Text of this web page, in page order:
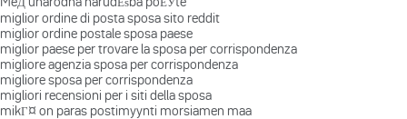
miglior ordine di posta sposa sito reddit
miglior ordine postale sposa paese
miglior paese per trovare la sposa per corrispondenza
migliore agenzia sposa per corrispondenza
migliore sposa per corrispondenza
migliori recensioni per i siti della sposa
mikГ¤ on paras postimyynti morsiamen maa